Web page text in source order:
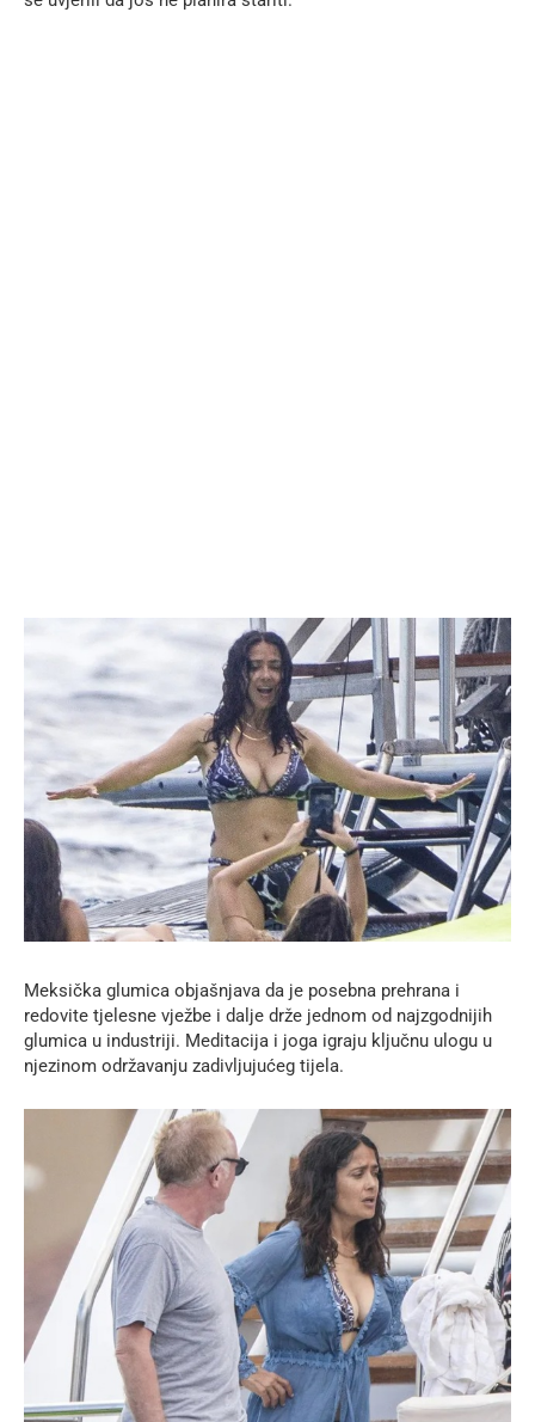
Meksička glumica objašnjava da je posebna prehrana i
redovite tjelesne vježbe i dalje drže jednom od najzgodnijih
glumica u industriji. Meditacija i joga igraju ključnu ulogu u
njezinom održavanju zadivljujućeg tijela.